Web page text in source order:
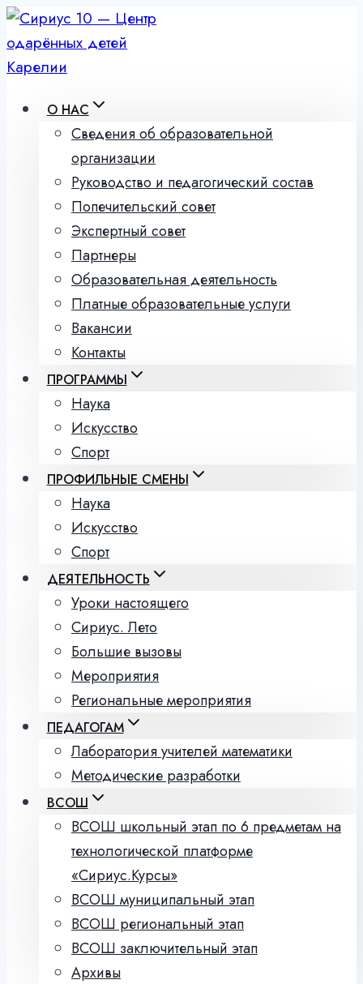
Перейти
к
содержимому
О НАС
Сведения об образовательной
организации
Руководство и педагогический состав
Попечительский совет
Экспертный совет
Партнеры
Образовательная деятельность
Платные образовательные услуги
Вакансии
Контакты
ПРОГРАММЫ
Наука
Искусство
Спорт
ПРОФИЛЬНЫЕ СМЕНЫ
Наука
Искусство
Спорт
ДЕЯТЕЛЬНОСТЬ
Уроки настоящего
Сириус. Лето
Большие вызовы
Мероприятия
Региональные мероприятия
ПЕДАГОГАМ
Лаборатория учителей математики
Методические разработки
ВСОШ
ВСОШ школьный этап по 6 предметам на
технологической платформе
«Сириус.Курсы»
ВСОШ муниципальный этап
ВСОШ региональный этап
ВСОШ заключительный этап
Архивы